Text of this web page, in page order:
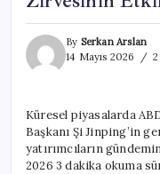
By Serkan Arslan
14 Mayıs 2026
Küresel piyasalarda
Başkanı Şi Jinping’in
yatırımcıların
2026 3 dakika okuma